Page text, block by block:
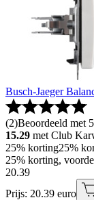
Busch-Jaeger
(2)Beoordeeld met
15.29 met Club
25% korting25%
25% korting,
20.39
Prijs: 20.39 euro